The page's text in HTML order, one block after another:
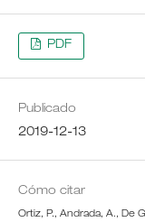
PDF
Publicado
2019-12-13
Cómo citar
Ortiz, P., Andrada, A., De